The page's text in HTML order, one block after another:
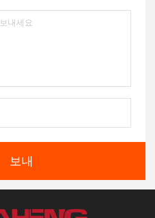
보내